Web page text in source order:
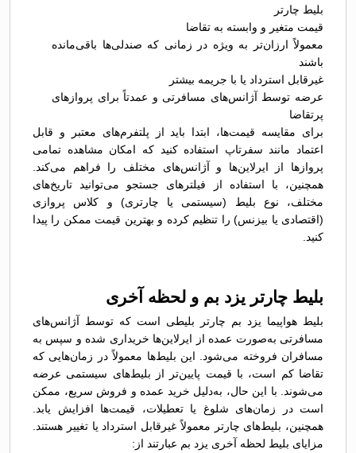
بلیط چارتر
قیمت متغیر و وابسته به تقاضا
معمولاً ارزان‌تر به ویژه در زمانی که صندلی‌ها باقی‌مانده
باشند
غیرقابل استرداد یا با جریمه بیشتر
عرضه توسط آژانس‌های مسافرتی و عمدتاً برای پروازهای
پرتقاضا
برای مقایسه قیمت‌ها، ابتدا باید از پلتفرم‌های معتبر و قابل
اعتماد مانند سفرتاپ استفاده کنید که امکان مشاهده تمامی
پروازها از ایرلاین‌ها و آژانس‌های مختلف را فراهم می‌کند.
همچنین، با استفاده از فیلترهای جستجو می‌توانید تاریخ‌های
مختلف، نوع بلیط (سیستمی یا چارتری) و کلاس پروازی
(اقتصادی یا بیزنس) را تنظیم کرده و بهترین قیمت ممکن را پیدا
کنید.
بلیط چارتر یزد بم و لحظه آخری
بلیط هواپیما یزد بم چارتر بلیطی است که توسط آژانس‌های
مسافرتی به‌صورت عمده از ایرلاین‌ها خریداری شده و سپس به
مسافران فروخته می‌شود. این بلیط‌ها معمولاً در زمان‌هایی که
تقاضا کم است، با قیمت پایین‌تر از بلیط‌های سیستمی عرضه
می‌شوند. با این حال، به‌دلیل خرید عمده و فروش سریع، ممکن
است در زمان‌های شلوغ یا تعطیلات، قیمت‌ها افزایش یابد.
همچنین، بلیط‌های چارتر معمولاً غیرقابل استرداد یا تغییر هستند.
مزایای بلیط لحظه آخری یزد بم عبارتند از: